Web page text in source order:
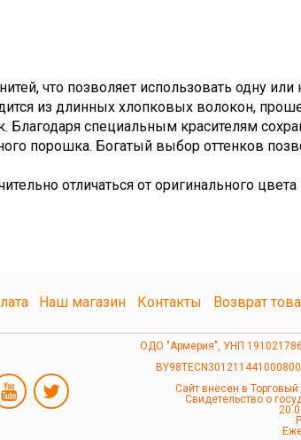
что позволяет использовать одну или
из длинных хлопковых волокон,
Благодаря специальным красителям
порошка. Богатый выбор оттенков
отличаться от оригинального
Наш магазин Контакты Возврат
ОДО "Армерия", УНП
Сайт внесен в
Свидетельство о